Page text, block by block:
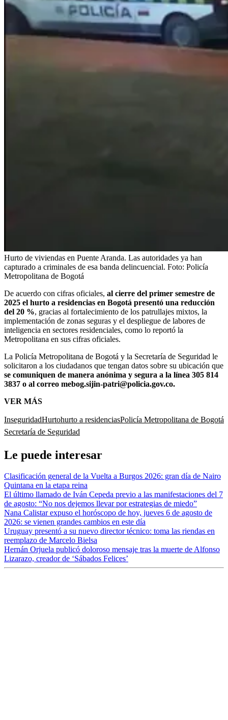
Hurto de viviendas en Puente Aranda. Las autoridades ya han
capturado a criminales de esa banda delincuencial. Foto: Policía
Metropolitana de Bogotá
De acuerdo con cifras oficiales, al cierre del primer semestre de
2025 el hurto a residencias en Bogotá presentó una reducción
del 20 %, gracias al fortalecimiento de los patrullajes mixtos, la
implementación de zonas seguras y el despliegue de labores de
inteligencia en sectores residenciales, como lo reportó la
Metropolitana en sus cifras oficiales.
La Policía Metropolitana de Bogotá y la Secretaría de Seguridad le
solicitaron a los ciudadanos que tengan datos sobre su ubicación que
se comuniquen de manera anónima y segura a la línea 305 814
3837 o al correo mebog.sijin-patri@policia.gov.co.
VER MÁS
InseguridadHurtohurto a residenciasPolicía Metropolitana de Bogotá
Secretaría de Seguridad
Le puede interesar
Clasificación general de la Vuelta a Burgos 2026: gran día de Nairo
Quintana en la etapa reina
El último llamado de Iván Cepeda previo a las manifestaciones del 7
de agosto: “No nos dejemos llevar por estrategias de miedo”
Nana Calistar expuso el horóscopo de hoy, jueves 6 de agosto de
2026: se vienen grandes cambios en este día
Uruguay presentó a su nuevo director técnico: toma las riendas en
reemplazo de Marcelo Bielsa
Hernán Orjuela publicó doloroso mensaje tras la muerte de Alfonso
Lizarazo, creador de ‘Sábados Felices’